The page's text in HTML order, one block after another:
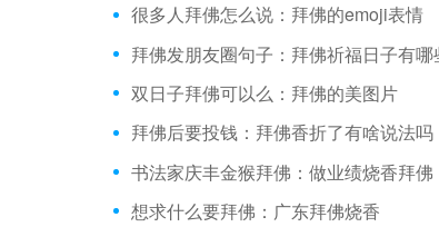
很多人拜佛怎么说：拜佛的emoji表情
拜佛发朋友圈句子：拜佛祈福日子有哪
双日子拜佛可以么：拜佛的美图片
拜佛后要投钱：拜佛香折了有啥说法吗
书法家庆丰金猴拜佛：做业绩烧香拜佛
想求什么要拜佛：广东拜佛烧香